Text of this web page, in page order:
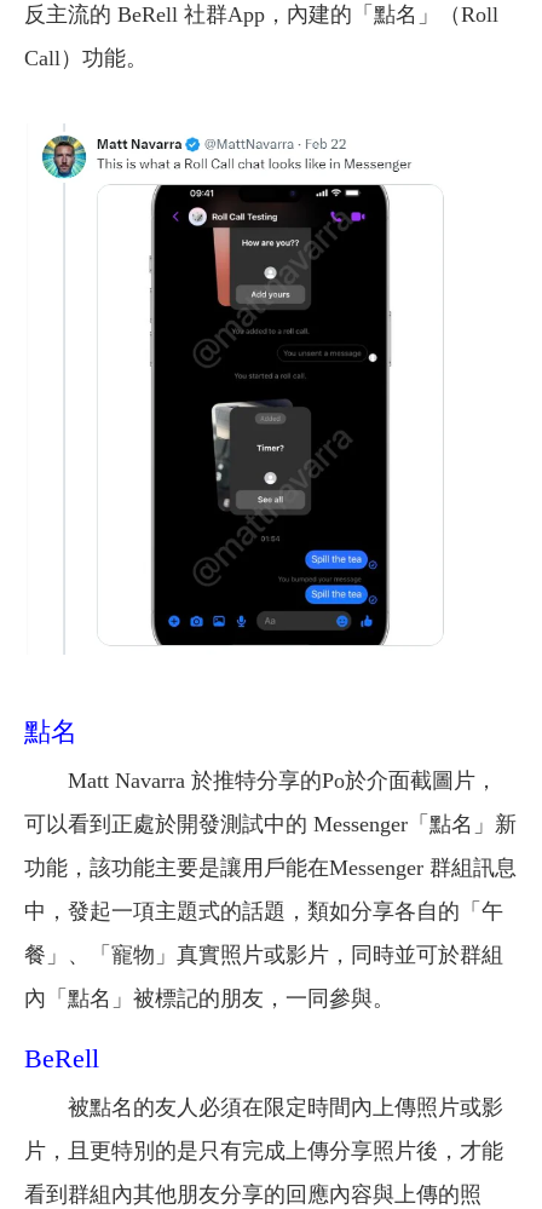
反主流的 BeRell 社群App，內建的「點名」（Roll
Call）功能。
點名
Matt Navarra 於推特分享的Po於介面截圖片，
可以看到正處於開發測試中的 Messenger「點名」新
功能，該功能主要是讓用戶能在Messenger 群組訊息
中，發起一項主題式的話題，類如分享各自的「午
餐」、「寵物」真實照片或影片，同時並可於群組
內「點名」被標記的朋友，一同參與。
BeRell
被點名的友人必須在限定時間內上傳照片或影
片，且更特別的是只有完成上傳分享照片後，才能
看到群組內其他朋友分享的回應內容與上傳的照